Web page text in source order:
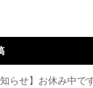
らせ】お休み中で